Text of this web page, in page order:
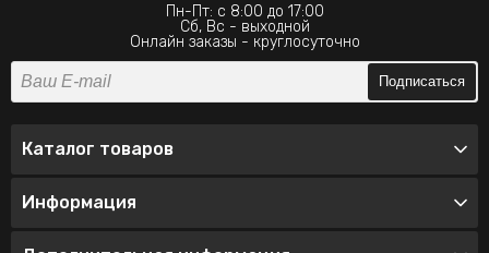
Пн-Пт: с 8:00 до 17:00
Сб, Вс - выходной
Онлайн заказы - круглосуточно
Подписаться
Каталог товаров
Информация